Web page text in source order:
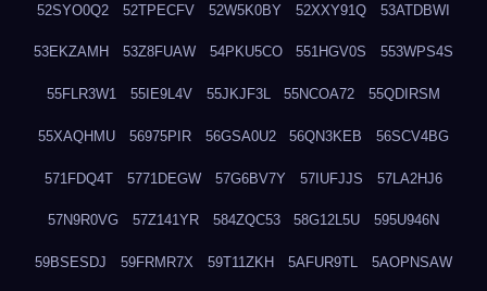
52SYO0Q2 52TPECFV 52W5K0BY 52XXY91Q 53ATDBWI
53EKZAMH 53Z8FUAW 54PKU5CO 551HGV0S 553WPS4S
55FLR3W1 55IE9L4V 55JKJF3L 55NCOA72 55QDIRSM
55XAQHMU 56975PIR 56GSA0U2 56QN3KEB 56SCV4BG
571FDQ4T 5771DEGW 57G6BV7Y 57IUFJJS 57LA2HJ6
57N9R0VG 57Z141YR 584ZQC53 58G12L5U 595U946N
59BSESDJ 59FRMR7X 59T11ZKH 5AFUR9TL 5AOPNSAW